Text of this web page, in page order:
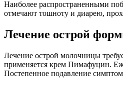
Наиболее распространенными
отмечают тошноту и диарею,
Лечение острой
Лечение острой молочницы
применяется крем Пимафуцин.
Постепенное подавление